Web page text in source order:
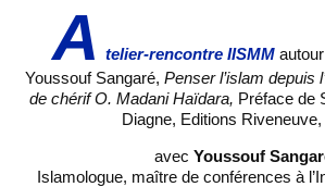
A telier-rencontre IISMMautour
Youssouf Sangaré, Penser l’islam depuis
de chérif O. Madani Haïdara, Préface de
Diagne, Editions ‎Riveneuve,
avec Youssouf
Islamologue, maître de conférences à